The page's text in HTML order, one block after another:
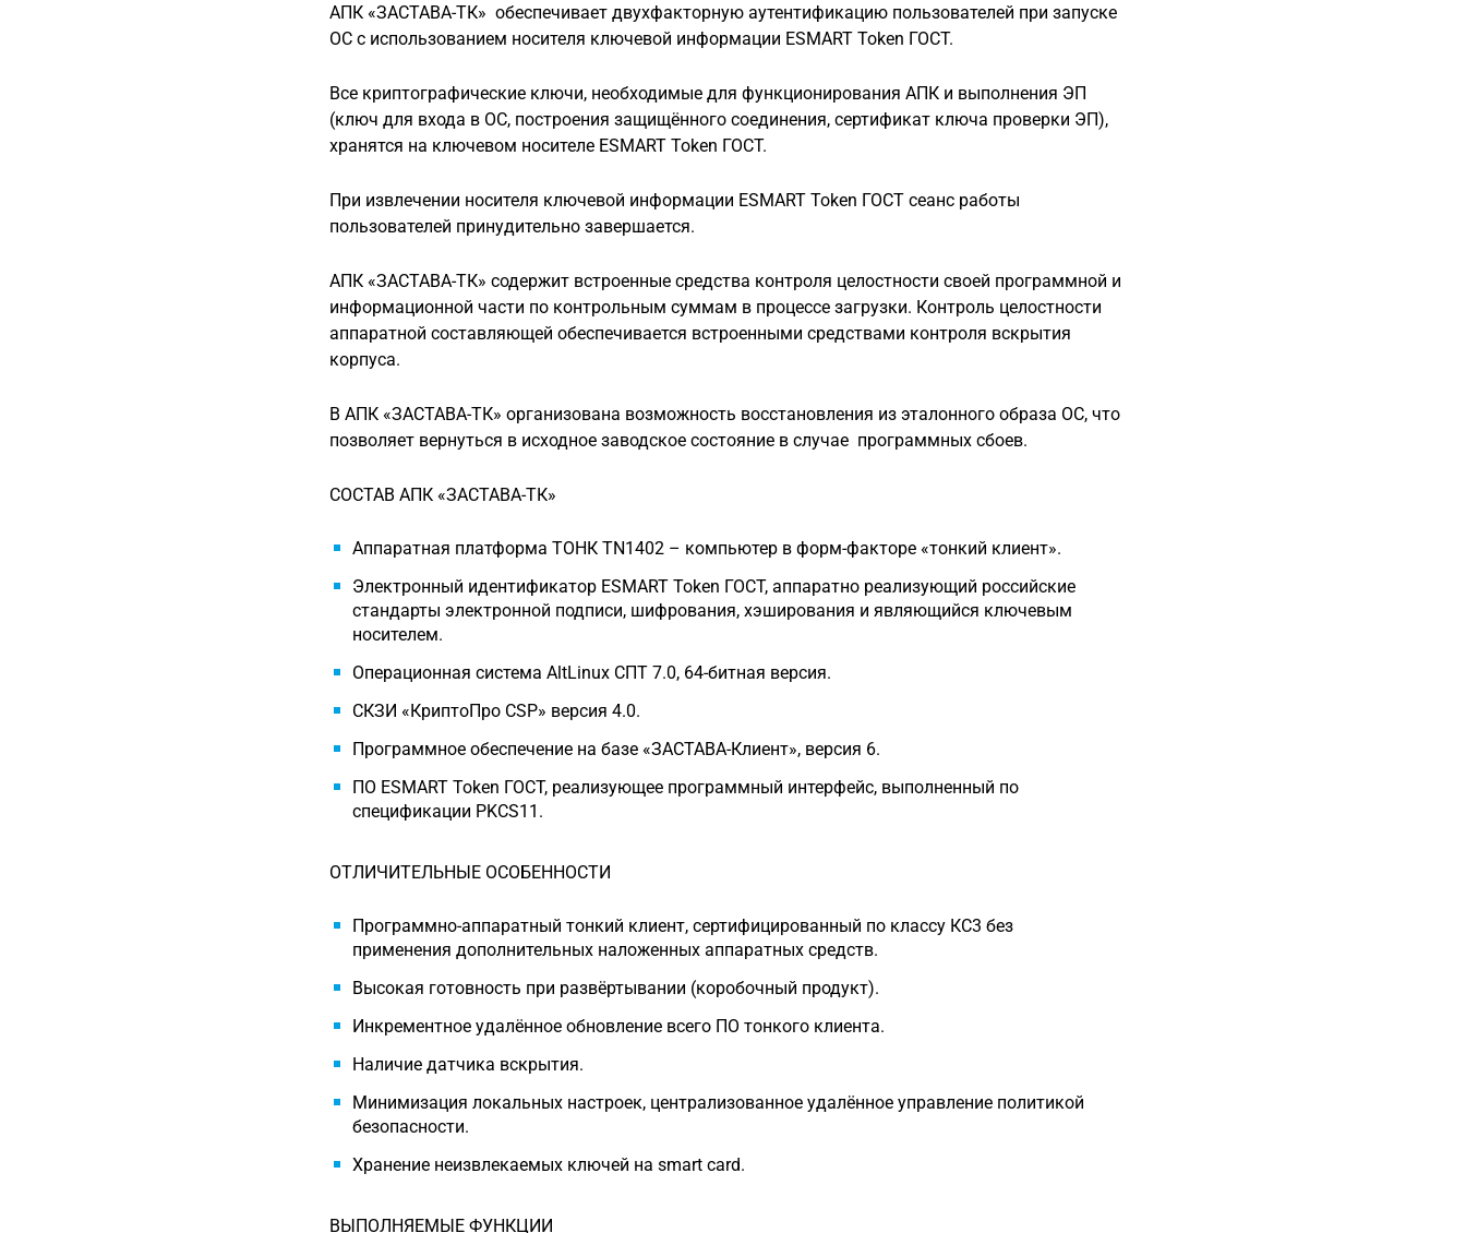
АПК «ЗАСТАВА-ТК» обеспечивает двухфакторную аутентификацию пользователей при запуске
ОС с использованием носителя ключевой информации ESMART Token ГОСТ.
Все криптографические ключи, необходимые для функционирования АПК и выполнения ЭП
(ключ для входа в ОС, построения защищённого соединения, сертификат ключа проверки ЭП),
хранятся на ключевом носителе ESMART Token ГОСТ.
При извлечении носителя ключевой информации ESMART Token ГОСТ сеанс работы
пользователей принудительно завершается.
АПК «ЗАСТАВА-ТК» содержит встроенные средства контроля целостности своей программной и
информационной части по контрольным суммам в процессе загрузки. Контроль целостности
аппаратной составляющей обеспечивается встроенными средствами контроля вскрытия
корпуса.
В АПК «ЗАСТАВА-ТК» организована возможность восстановления из эталонного образа ОС, что
позволяет вернуться в исходное заводское состояние в случае программных сбоев.
СОСТАВ АПК «ЗАСТАВА-ТК»
Аппаратная платформа ТОНК TN1402 – компьютер в форм-факторе «тонкий клиент».
Электронный идентификатор ESMART Token ГОСТ, аппаратно реализующий российские
стандарты электронной подписи, шифрования, хэширования и являющийся ключевым
носителем.
Операционная система AltLinux СПТ 7.0, 64-битная версия.
СКЗИ «КриптоПро CSP» версия 4.0.
Программное обеспечение на базе «ЗАСТАВА-Клиент», версия 6.
ПО ESMART Token ГОСТ, реализующее программный интерфейс, выполненный по
спецификации PKCS11.
ОТЛИЧИТЕЛЬНЫЕ ОСОБЕННОСТИ
Программно-аппаратный тонкий клиент, сертифицированный по классу КС3 без
применения дополнительных наложенных аппаратных средств.
Высокая готовность при развёртывании (коробочный продукт).
Инкрементное удалённое обновление всего ПО тонкого клиента.
Наличие датчика вскрытия.
Минимизация локальных настроек, централизованное удалённое управление политикой
безопасности.
Хранение неизвлекаемых ключей на smart card.
ВЫПОЛНЯЕМЫЕ ФУНКЦИИ